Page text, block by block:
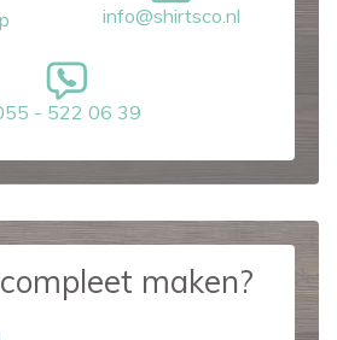
info@shirtsco.nl
- 522 06 39
maken?